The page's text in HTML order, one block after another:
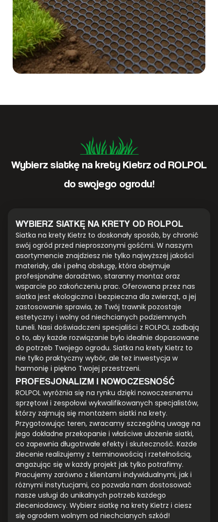
Wybierz siatkę na krety Kietrz od ROLPOL
do swojego ogrodu!
WYBIERZ SIATKĘ NA KRETY OD ROLPOL
Siatka na krety Kietrz to doskonały sposób, by chronić
swój ogród przed nieproszonymi gośćmi. W naszym
asortymencie znajdziesz nie tylko najwyższej jakości
materiały, ale i pełną obsługę, która obejmuje
profesjonalne doradztwo, staranny montaż oraz
wsparcie po zakończeniu prac. Oferowana przez nas
siatka jest ekologiczna i bezpieczna dla zwierząt, a jej
zastosowanie sprawia, że Twój trawnik pozostaje
estetyczny i wolny od niechcianych podziemnych
tuneli. Nasi doświadczeni specjaliści z ROLPOL zadbają
o to, aby każde rozwiązanie było idealnie dopasowane
do potrzeb Twojego ogrodu. Siatka na krety Kietrz to
nie tylko praktyczny wybór, ale też inwestycja w
harmonię i piękno Twojej przestrzeni.
PROFESJONALIZM I NOWOCZESNOŚĆ
ROLPOL wyróżnia się na rynku dzięki nowoczesnemu
sprzętowi i zespołowi wykwalifikowanych specjalistów,
którzy zajmują się montażem siatki na krety.
Przygotowując teren, zwracamy szczególną uwagę na
jego dokładne przekopanie i właściwe ułożenie siatki,
co zapewnia długotrwałe efekty i skuteczność. Każde
zlecenie realizujemy z terminowością i rzetelnością,
angażując się w każdy projekt jak tylko potrafimy.
Pracujemy zarówno z klientami indywidualnymi, jak i
różnymi instytucjami, co pozwala nam dostosować
nasze usługi do unikalnych potrzeb każdego
zleceniodawcy. Wybierz siatkę na krety Kietrz i ciesz
się ogrodem wolnym od niechcianych szkód!